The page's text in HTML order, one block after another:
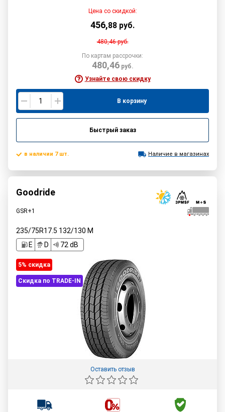
Цена со скидкой:
456,88 руб.
480,46руб.
По картам рассрочки:
480,46руб.
Узнайте свою скидку
В корзину
Быстрый заказ
в наличии 7 шт. Наличие в магазинах
Goodride
GSR+1
235/75R17.5 132/130 M
E
D 72 dB
5% cкидка
Скидка по TRADE-IN
Оставить отзыв